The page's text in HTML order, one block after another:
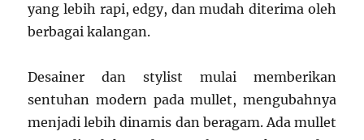
yang lebih rapi, edgy, dan mudah diterima oleh
berbagai kalangan.
Desainer dan stylist mulai memberikan
sentuhan modern pada mullet, mengubahnya
menjadi lebih dinamis dan beragam. Ada mullet